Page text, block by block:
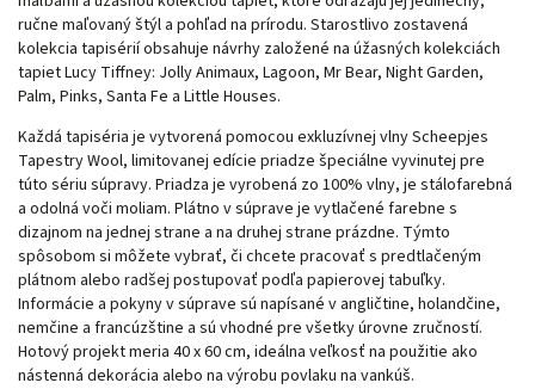
ručne maľovaný štýl a pohľad na prírodu. Starostlivo zostavená
kolekcia tapisérií obsahuje návrhy založené na úžasných kolekciách
tapiet Lucy Tiffney: Jolly Animaux, Lagoon, Mr Bear, Night Garden,
Palm, Pinks, Santa Fe a Little Houses.
Každá tapiséria je vytvorená pomocou exkluzívnej vlny Scheepjes
Tapestry Wool, limitovanej edície priadze špeciálne vyvinutej pre
túto sériu súpravy. Priadza je vyrobená zo 100% vlny, je stálofarebná
a odolná voči moliam. Plátno v súprave je vytlačené farebne s
dizajnom na jednej strane a na druhej strane prázdne. Týmto
spôsobom si môžete vybrať, či chcete pracovať s predtlačeným
plátnom alebo radšej postupovať podľa papierovej tabuľky.
Informácie a pokyny v súprave sú napísané v angličtine, holandčine,
nemčine a francúzštine a sú vhodné pre všetky úrovne zručností.
Hotový projekt meria 40 x 60 cm, ideálna veľkosť na použitie ako
nástenná dekorácia alebo na výrobu povlaku na vankúš.